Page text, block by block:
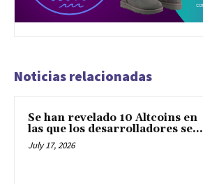
Noticias relacionadas
Se han revelado 10 Altcoins en
las que los desarrolladores se...
July 17, 2026